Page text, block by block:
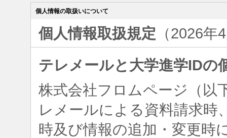
個人情報の取扱いについて
個人情報取扱規定 （2026
テレメールと大学進学IDの
株式会社フロムページ（以
レメールによる資料請求時
時及び情報の追加・変更時